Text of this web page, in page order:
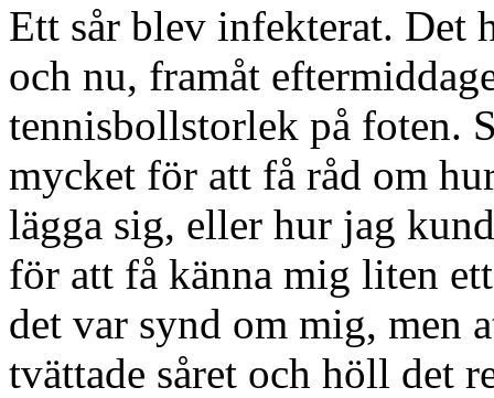
Ett sår blev infekterat. Det
och nu, framåt
tennisbollstorlek på foten.
mycket för att få råd om
lägga sig, eller hur jag
för att få känna mig liten
det var synd om mig, men
tvättade såret och höll det